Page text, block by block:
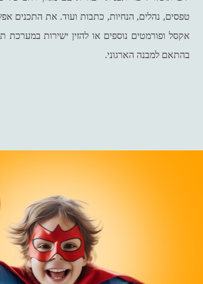
טפסים, נהלים, הנחיות, כתבות ועוד. את התכנים
אקסל ופורמטים נוספים או להזין ישירות
בהתאם למבנה הארגוני.